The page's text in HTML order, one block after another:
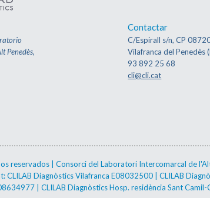
Penedès,
Contactar
C/Espirall s/n, CP
Vilafranca del Penedès
93 892 25 68
cli@cli.cat
reservados | Consorci del Laboratori Intercomarcal de
CLILAB Diagnòstics Vilafranca E08032500 | CLILAB
| CLILAB Diagnòstics Hosp. residència Sant